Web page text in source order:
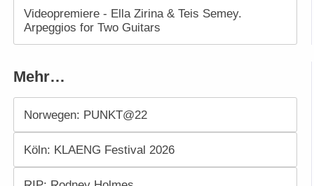
Videopremiere - Ella Zirina & Teis Semey.
Arpeggios for Two Guitars
Mehr…
Norwegen: PUNKT@22
Köln: KLAENG Festival 2026